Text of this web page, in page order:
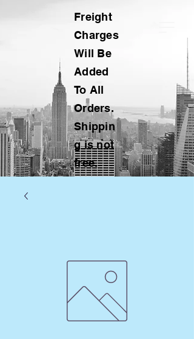
Freight
Charges
Will Be
Added
To All
Orders.
Shippin
g is not
free.